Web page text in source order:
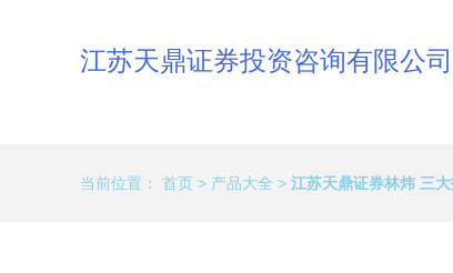
江苏天鼎证券投资咨询有限公司
当前位置： 首页 > 产品大全 > 江苏天鼎证券林炜 三